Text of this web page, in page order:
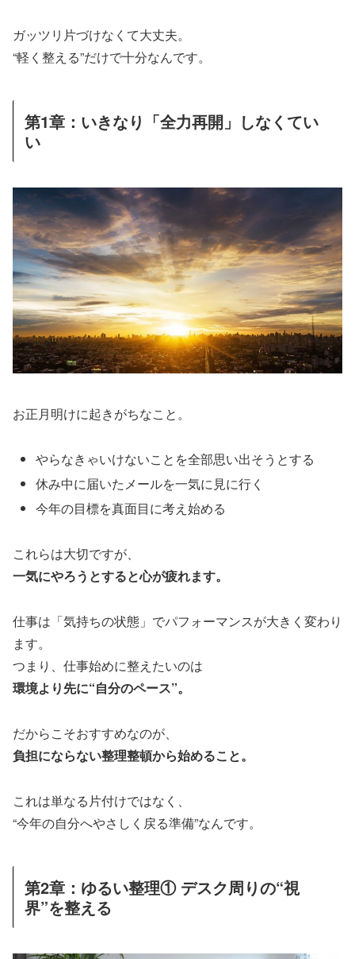
ガッツリ片づけなくて大丈夫。
“軽く整える”だけで十分なんです。
第1章：いきなり「全力再開」しなくてい
い
お正月明けに起きがちなこと。
やらなきゃいけないことを全部思い出そうとする
休み中に届いたメールを一気に見に行く
今年の目標を真面目に考え始める
これらは大切ですが、
一気にやろうとすると心が疲れます。
仕事は「気持ちの状態」でパフォーマンスが大きく変わり
ます。
つまり、仕事始めに整えたいのは
環境より先に“自分のペース”。
だからこそおすすめなのが、
負担にならない整理整頓から始めること。
これは単なる片付けではなく、
“今年の自分へやさしく戻る準備”なんです。
第2章：ゆるい整理① デスク周りの“視
界”を整える